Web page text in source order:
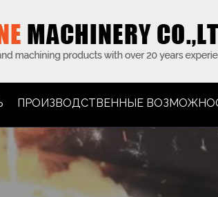
ПРОИЗВОДСТВЕННЫЕ